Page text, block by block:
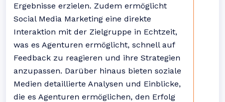
Ergebnisse erzielen. Zudem ermöglicht
Social Media Marketing eine direkte
Interaktion mit der Zielgruppe in Echtzeit,
was es Agenturen ermöglicht, schnell auf
Feedback zu reagieren und ihre Strategien
anzupassen. Darüber hinaus bieten soziale
Medien detaillierte Analysen und Einblicke,
die es Agenturen ermöglichen, den Erfolg